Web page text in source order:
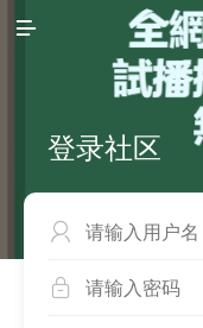

登录社区

